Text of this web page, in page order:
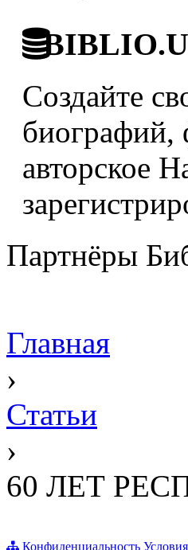
Создайте
биографий,
авторское
Партнёры
Главная
›
Статьи
›
60 ЛЕТ
Конфиденциальность Условия